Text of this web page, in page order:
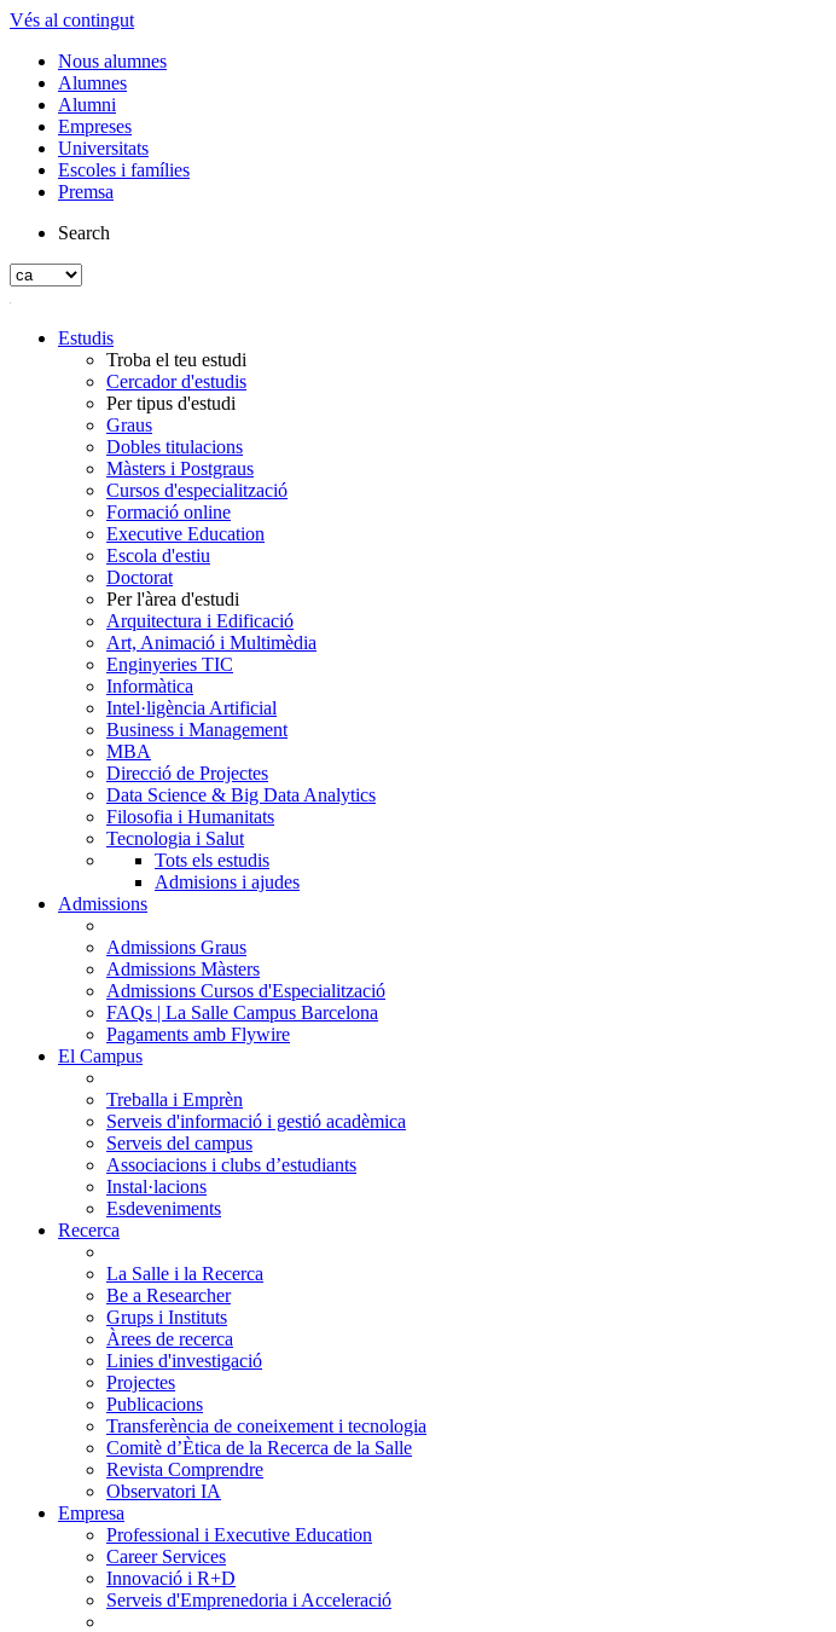
Vés al contingut
Nous alumnes
Alumnes
Alumni
Empreses
Universitats
Escoles i famílies
Premsa
Search
Estudis
Troba el teu estudi
Cercador d'estudis
Per tipus d'estudi
Graus
Dobles titulacions
Màsters i Postgraus
Cursos d'especialització
Formació online
Executive Education
Escola d'estiu
Doctorat
Per l'àrea d'estudi
Arquitectura i Edificació
Art, Animació i Multimèdia
Enginyeries TIC
Informàtica
Intel·ligència Artificial
Business i Management
MBA
Direcció de Projectes
Data Science & Big Data Analytics
Filosofia i Humanitats
Tecnologia i Salut
Tots els estudis
Admisions i ajudes
Admissions
Admissions Graus
Admissions Màsters
Admissions Cursos d'Especialització
FAQs | La Salle Campus Barcelona
Pagaments amb Flywire
El Campus
Treballa i Emprèn
Serveis d'informació i gestió acadèmica
Serveis del campus
Associacions i clubs d’estudiants
Instal·lacions
Esdeveniments
Recerca
La Salle i la Recerca
Be a Researcher
Grups i Instituts
Àrees de recerca
Linies d'investigació
Projectes
Publicacions
Transferència de coneixement i tecnologia
Comitè d’Ètica de la Recerca de la Salle
Revista Comprendre
Observatori IA
Empresa
Professional i Executive Education
Career Services
Innovació i R+D
Serveis d'Emprenedoria i Acceleració